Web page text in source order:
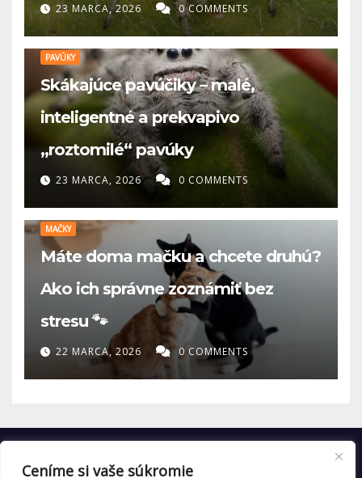
Ceníme si vaše súkromie
23 MARCA, 2026 0 COMMENTS
PAVÚKY
Skákajúce pavúčiky – malé,
inteligentné a prekvapivo
„roztomilé“ pavúky
23 MARCA, 2026 0 COMMENTS
MAČKY
Máte doma mačku a chcete druhú?
Ako ich správne zoznámiť bez
stresu 🐾
22 MARCA, 2026 0 COMMENTS